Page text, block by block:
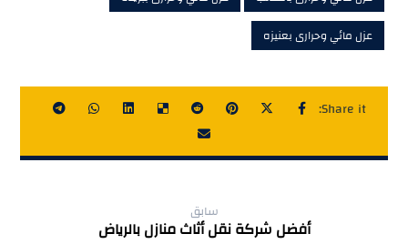
عزل مائي وحرارى بعنيزه
سابق
أفضل شركة نقل أثاث منازل بالرياض